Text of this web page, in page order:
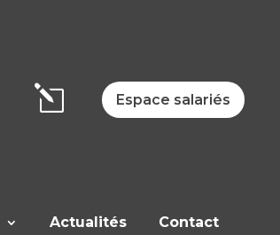
l Espace salariés
Actualités Contact